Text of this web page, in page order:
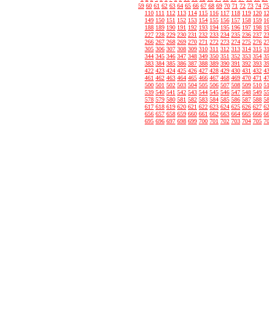
59 60 61 62 63 64 65 66 67 68 69 70 71 72 73 74 75
110 111 112 113 114 115 116 117 118 119 120
149 150 151 152 153 154 155 156 157 158 159
188 189 190 191 192 193 194 195 196 197 198
227 228 229 230 231 232 233 234 235 236 237
266 267 268 269 270 271 272 273 274 275 276
305 306 307 308 309 310 311 312 313 314 315
344 345 346 347 348 349 350 351 352 353 354
383 384 385 386 387 388 389 390 391 392 393
422 423 424 425 426 427 428 429 430 431 432
461 462 463 464 465 466 467 468 469 470 471
500 501 502 503 504 505 506 507 508 509 510
539 540 541 542 543 544 545 546 547 548 549
578 579 580 581 582 583 584 585 586 587 588
617 618 619 620 621 622 623 624 625 626 627
656 657 658 659 660 661 662 663 664 665 666
695 696 697 698 699 700 701 702 703 704 705